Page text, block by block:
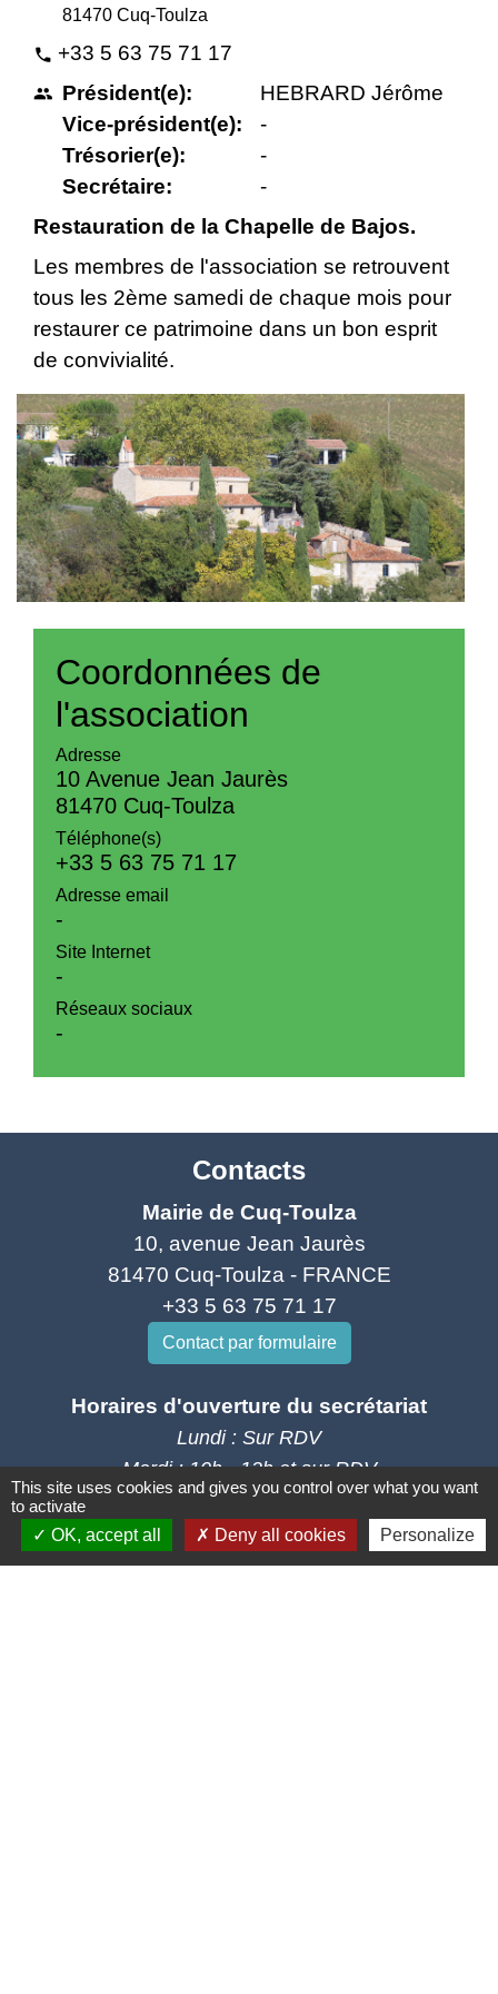
81470 Cuq-Toulza
phone +33 5 63 75 71 17
people Président(e):
Vice-président(e):
Trésorier(e):
Secrétaire:
HEBRARD Jérôme
-
-
-
Restauration de la Chapelle de Bajos.
Les membres de l'association se retrouvent
tous les 2ème samedi de chaque mois pour
restaurer ce patrimoine dans un bon esprit
de convivialité.
Coordonnées de
l'association
Adresse
10 Avenue Jean Jaurès
81470 Cuq-Toulza
Téléphone(s)
+33 5 63 75 71 17
Adresse email
-
Site Internet
-
Réseaux sociaux
-
Contacts
Mairie de Cuq-Toulza
10, avenue Jean Jaurès
81470 Cuq-Toulza - FRANCE
+33 5 63 75 71 17
Contact par formulaire
Horaires d'ouverture du secrétariat
Lundi : Sur RDV
Mardi : 10h - 12h et sur RDV
Jeudi : 10h - 12h et 16h30 - 18h30
Vendredi : 10h - 12h et sur RDV
This site uses cookies and gives you control over what you want
to activate
OK, accept all
Deny all cookies Personalize